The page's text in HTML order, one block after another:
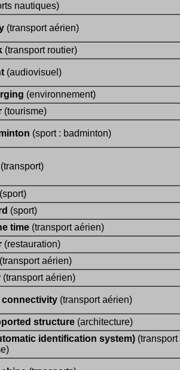
nautiques)
(transport aérien)
(transport routier)
(audiovisuel)
(environnement)
(tourisme)
(sport : badminton)
(transport)
(sport)
(sport)
time (transport aérien)
(restauration)
(transport aérien)
(transport aérien)
connectivity (transport aérien)
structure (architecture)
identification system) (transport